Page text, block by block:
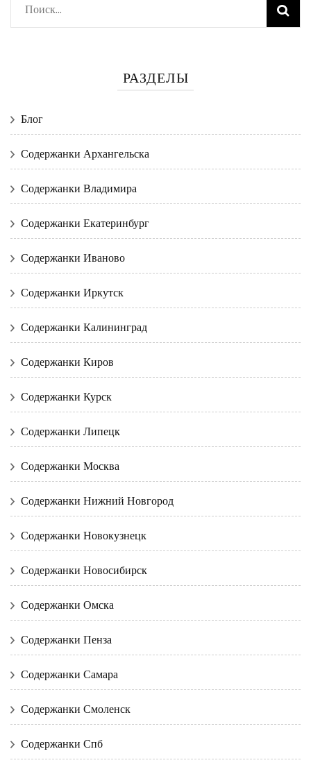
Найти:
РАЗДЕЛЫ
Блог
Содержанки Архангельска
Содержанки Владимира
Содержанки Екатеринбург
Содержанки Иваново
Содержанки Иркутск
Содержанки Калининград
Содержанки Киров
Содержанки Курск
Содержанки Липецк
Содержанки Москва
Содержанки Нижний Новгород
Содержанки Новокузнецк
Содержанки Новосибирск
Содержанки Омска
Содержанки Пенза
Содержанки Самара
Содержанки Смоленск
Содержанки Спб